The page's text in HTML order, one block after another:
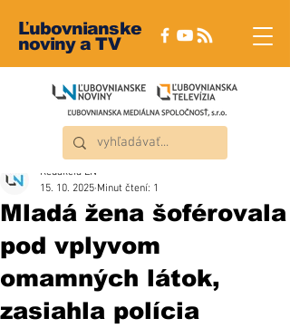
Ľubovnianske
noviny a TV
Mladá žena šoférovala
pod vplyvom
omamných látok,
zasiahla polícia
Redakcia ĽN
15. 10. 2025 Minut čtení: 1